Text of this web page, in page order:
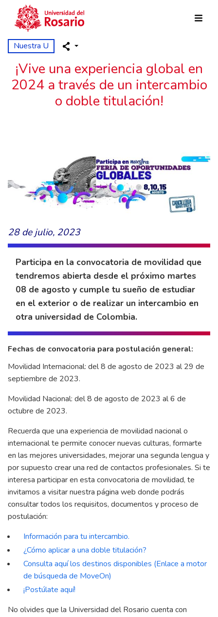
Pasar al contenido principal
Nuestra U
¡Vive una experiencia global en
2024 a través de un intercambio
o doble titulación!
28 de julio, 2023
Participa en la convocatoria de movilidad que
tendremos abierta desde el próximo martes
08 de agosto y cumple tu sueño de estudiar
en el exterior o de realizar un intercambio en
otra universidad de Colombia.
Fechas de convocatoria para postulación general:
Movilidad Internacional: del 8 de agosto de 2023 al 29 de
septiembre de 2023.
Movilidad Nacional: del 8 de agosto de 2023 al 6 de
octubre de 2023.
Recuerda que una experiencia de movilidad nacional o
internacional te permite conocer nuevas culturas, formarte
en las mejores universidades, mejorar una segunda lengua y
por supuesto crear una red de contactos profesionales. Si te
interesa participar en esta convocatoria de movilidad, te
invitamos a visitar nuestra página web donde podrás
consultar todos los requisitos, documentos y proceso de
postulación:
Información para tu intercambio.
¿Cómo aplicar a una doble titulación?
Consulta aquí los destinos disponibles (Enlace a motor
de búsqueda de MoveOn)
¡Postúlate aquí!
No olvides que la Universidad del Rosario cuenta con